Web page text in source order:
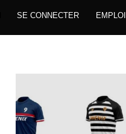
SE CONNECTER EMPLOI